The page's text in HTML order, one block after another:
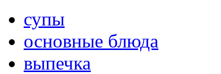
супы
основные блюда
выпечка